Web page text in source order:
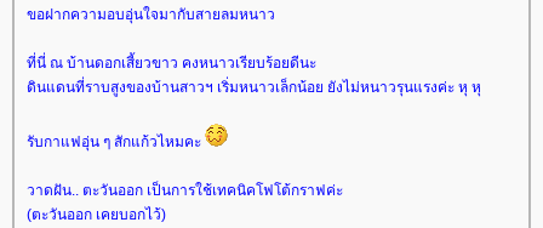
ขอฝากความอบอุ่นใจมากับสายลมหนาว
ที่นี่ ณ บ้านดอกเสี้ยวขาว คงหนาวเรียบร้อยดีนะ
ดินแดนที่ราบสูงของบ้านสาวฯ เริ่มหนาวเล็กน้อย ยังไม่หนาวรุนแรงค่ะ หุ หุ
รับกาแฟอุ่น ๆ สักแก้วไหมคะ
วาดฝัน.. ตะวันออก เป็นการใช้เทคนิคโฟโต้กราฟค่ะ
(ตะวันออก เคยบอกไว้)